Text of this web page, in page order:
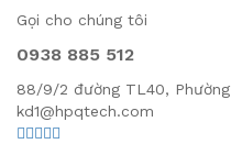
Gọi cho chúng tôi
0938 885 512
88/9/2 đường TL40, Phường
kd1@hpqtech.com